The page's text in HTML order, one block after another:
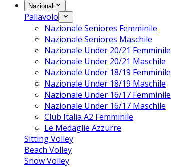
Nazionali
Pallavolo
Nazionale Seniores Femminile
Nazionale Seniores Maschile
Nazionale Under 20/21 Femminile
Nazionale Under 20/21 Maschile
Nazionale Under 18/19 Femminile
Nazionale Under 18/19 Maschile
Nazionale Under 16/17 Femminile
Nazionale Under 16/17 Maschile
Club Italia A2 Femminile
Le Medaglie Azzurre
Sitting Volley
Beach Volley
Snow Volley